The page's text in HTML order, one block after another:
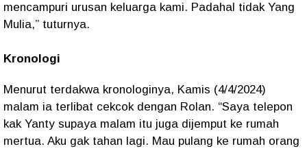
mencampuri urusan keluarga kami. Padahal tidak Yang
Mulia,” tuturnya.
Kronologi
Menurut terdakwa kronologinya, Kamis (4/4/2024)
malam ia terlibat cekcok dengan Rolan. “Saya telepon
kak Yanty supaya malam itu juga dijemput ke rumah
mertua. Aku gak tahan lagi. Mau pulang ke rumah orang